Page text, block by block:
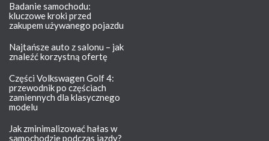
Badanie samochodu:
kluczowe kroki przed
zakupem używanego pojazdu
Najtańsze auto z salonu – jak
znaleźć korzystną ofertę
Części Volkswagen Golf 4:
przewodnik po częściach
zamiennych dla klasycznego
modelu
Jak zminimalizować hałas w
samochodzie podczas jazdy?